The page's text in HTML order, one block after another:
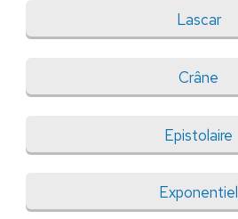
Lascar
Crâne
Epistolaire
Exponentiel